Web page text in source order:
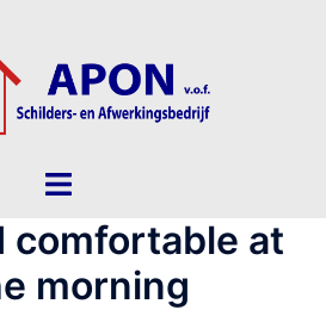
Toggle
comfortable at
morning